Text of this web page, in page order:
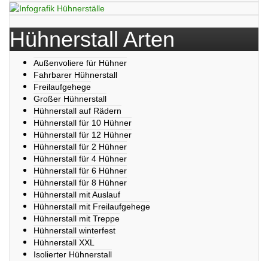
Hühnerstall Arten
Außenvoliere für Hühner
Fahrbarer Hühnerstall
Freilaufgehege
Großer Hühnerstall
Hühnerstall auf Rädern
Hühnerstall für 10 Hühner
Hühnerstall für 12 Hühner
Hühnerstall für 2 Hühner
Hühnerstall für 4 Hühner
Hühnerstall für 6 Hühner
Hühnerstall für 8 Hühner
Hühnerstall mit Auslauf
Hühnerstall mit Freilaufgehege
Hühnerstall mit Treppe
Hühnerstall winterfest
Hühnerstall XXL
Isolierter Hühnerstall